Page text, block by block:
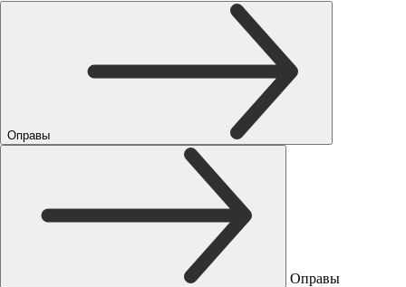
Оправы
Оправы